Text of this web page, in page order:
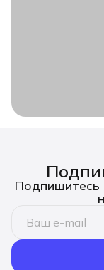
Подпишитесь